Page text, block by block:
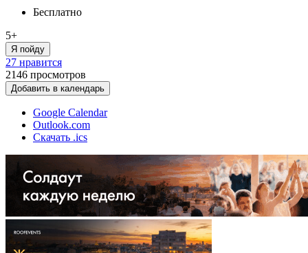
Бесплатно
5+
Я пойду
27 нравится
2146 просмотров
Добавить в календарь
Google Calendar
Outlook.com
Скачать .ics